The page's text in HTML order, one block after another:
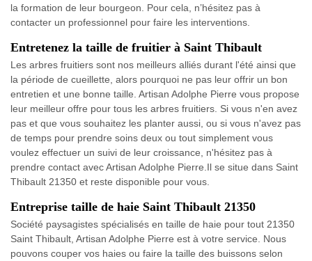
la formation de leur bourgeon. Pour cela, n’hésitez pas à
contacter un professionnel pour faire les interventions.
Entretenez la taille de fruitier à Saint Thibault
Les arbres fruitiers sont nos meilleurs alliés durant l'été ainsi que
la période de cueillette, alors pourquoi ne pas leur offrir un bon
entretien et une bonne taille. Artisan Adolphe Pierre vous propose
leur meilleur offre pour tous les arbres fruitiers. Si vous n'en avez
pas et que vous souhaitez les planter aussi, ou si vous n'avez pas
de temps pour prendre soins deux ou tout simplement vous
voulez effectuer un suivi de leur croissance, n'hésitez pas à
prendre contact avec Artisan Adolphe Pierre.Il se situe dans Saint
Thibault 21350 et reste disponible pour vous.
Entreprise taille de haie Saint Thibault 21350
Société paysagistes spécialisés en taille de haie pour tout 21350
Saint Thibault, Artisan Adolphe Pierre est à votre service. Nous
pouvons couper vos haies ou faire la taille des buissons selon